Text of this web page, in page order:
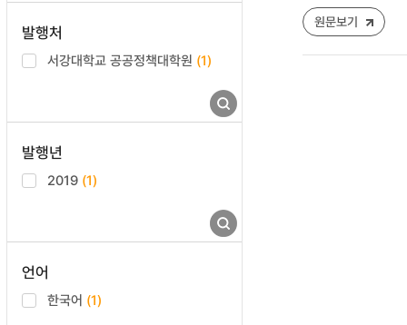
발행처
서강대학교 공공정책대학원 (1)
발행년
2019 (1)
언어
한국어 (1)
원문보기